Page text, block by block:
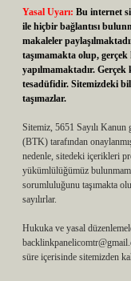
Yasal Uyarı: Bu internet
ile hiçbir bağlantısı
makaleler
taşımamakta olup,
yapılmamaktadır.
tesadüfidir. Sitemizdeki
taşımazlar.
Sitemiz, 5651 Sayılı
(BTK) tarafından
nedenle, sitedeki içerikleri
yükümlülüğümüz
sorumluluğunu taşımakta
sayılırlar.
Hukuka ve yasal
süre içerisinde sitemizden